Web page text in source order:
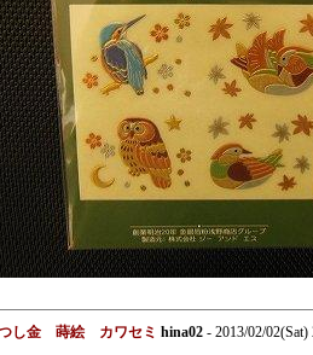
し金 蒔絵 カワセミ hina02 - 2013/02/